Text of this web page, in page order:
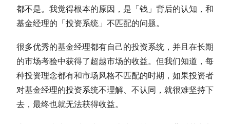
都不是。我觉得根本的原因，是「钱」背后的认知，和
基金经理的「投资系统」不匹配的问题。
很多优秀的基金经理都有自己的投资系统，并且在长期
的市场考验中获得了超越市场的收益。但我们知道，每
种投资理念都有和市场风格不匹配的时期，如果投资者
对基金经理的投资系统不理解、不认同，就很难坚持下
去，最终也就无法获得收益。